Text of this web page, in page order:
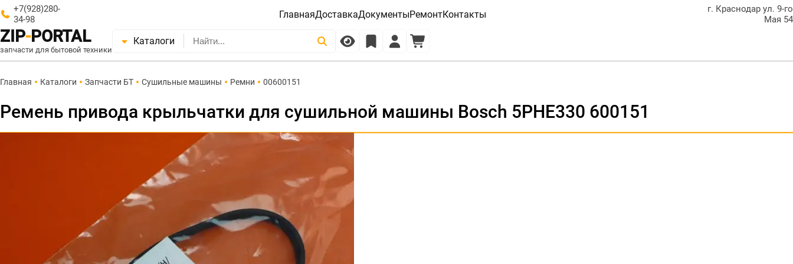
+7(928)280-
34-98
ГлавнаяДоставкаДокументыРемонтКонтакты
г. Краснодар ул. 9-го
Мая 54
ZIP-PORTAL
запчасти для бытовой техники
Каталоги
Главная Каталоги Запчасти БТ Сушильные машины Ремни 00600151
Ремень привода крыльчатки для сушильной машины Bosch 5PHE330 600151